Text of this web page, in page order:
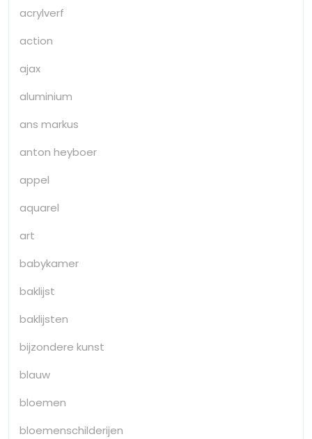
acrylverf
action
ajax
aluminium
ans markus
anton heyboer
appel
aquarel
art
babykamer
baklijst
baklijsten
bijzondere kunst
blauw
bloemen
bloemenschilderijen